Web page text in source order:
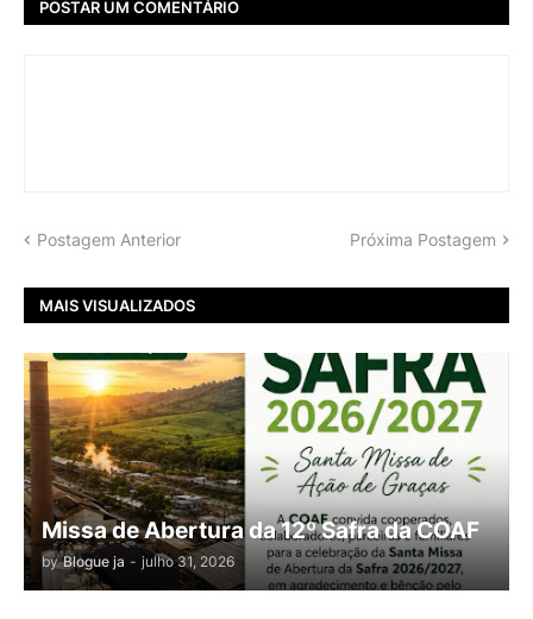
POSTAR UM COMENTÁRIO
Postagem Anterior Próxima Postagem
MAIS VISUALIZADOS
Missa de Abertura da 12º Safra da COAF
by Blogue ja - julho 31, 2026